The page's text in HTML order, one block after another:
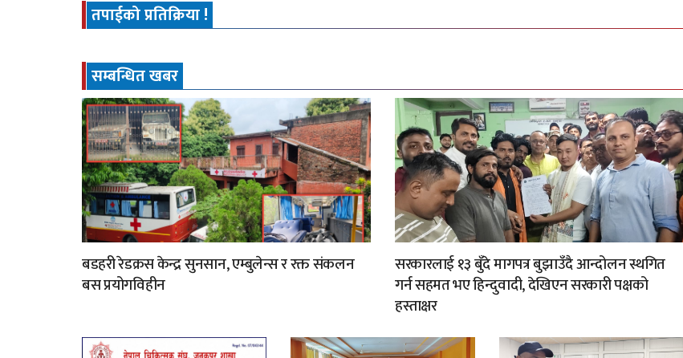
तपाईको प्रतिक्रिया !
सम्बन्धित खबर
बडहरी रेडक्रस केन्द्र सुनसान, एम्बुलेन्स र रक्त संकलन
बस प्रयोगविहीन
सरकारलाई १३ बुँदे मागपत्र बुझाउँदै आन्दोलन स्थगित
गर्न सहमत भए हिन्दुवादी, देखिएन सरकारी पक्षको
हस्ताक्षर